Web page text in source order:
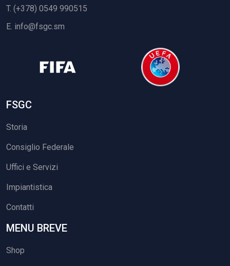
T. (+378) 0549 990515
E. info@fsgc.sm
FSGC
Storia
Consiglio Federale
Uffici e Servizi
Impiantistica
Contatti
MENU BREVE
Shop